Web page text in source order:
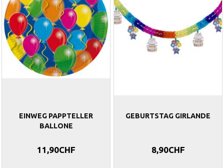
EINWEG PAPPTELLER
BALLONE
11,90CHF
GEBURTSTAG GIRLANDE
8,90CHF